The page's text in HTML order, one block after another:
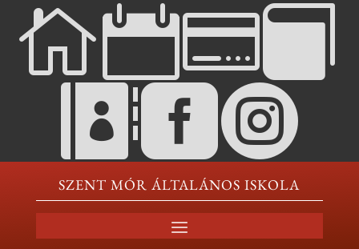


SZENT MÓR ÁLTALÁNOS ISKOLA